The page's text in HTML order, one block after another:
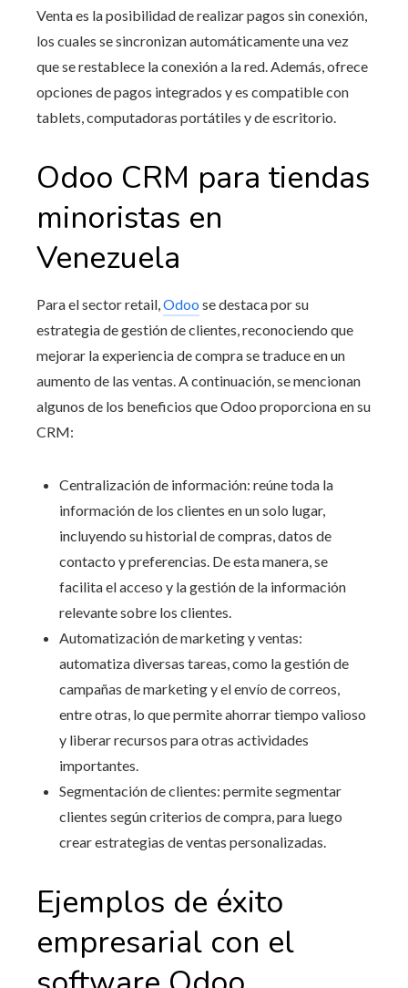
Venta es la posibilidad de realizar pagos sin conexión,
los cuales se sincronizan automáticamente una vez
que se restablece la conexión a la red. Además, ofrece
opciones de pagos integrados y es compatible con
tablets, computadoras portátiles y de escritorio.
Odoo CRM para tiendas
minoristas en
Venezuela
Para el sector retail,Odoo se destaca por su
estrategia de gestión de clientes, reconociendo que
mejorar la experiencia de compra se traduce en un
aumento de las ventas. A continuación, se mencionan
algunos de los beneficios que Odoo proporciona en su
CRM:
Centralización de información: reúne toda la
información de los clientes en un solo lugar,
incluyendo su historial de compras, datos de
contacto y preferencias. De esta manera, se
facilita el acceso y la gestión de la información
relevante sobre los clientes.
Automatización de marketing y ventas:
automatiza diversas tareas, como la gestión de
campañas de marketing y el envío de correos,
entre otras, lo que permite ahorrar tiempo valioso
y liberar recursos para otras actividades
importantes.
Segmentación de clientes: permite segmentar
clientes según criterios de compra, para luego
crear estrategias de ventas personalizadas.
Ejemplos de éxito
empresarial con el